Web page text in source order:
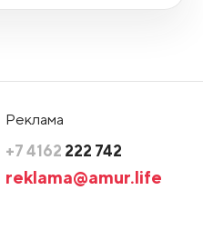
Реклама
+7 4162 222 742
reklama@amur.life